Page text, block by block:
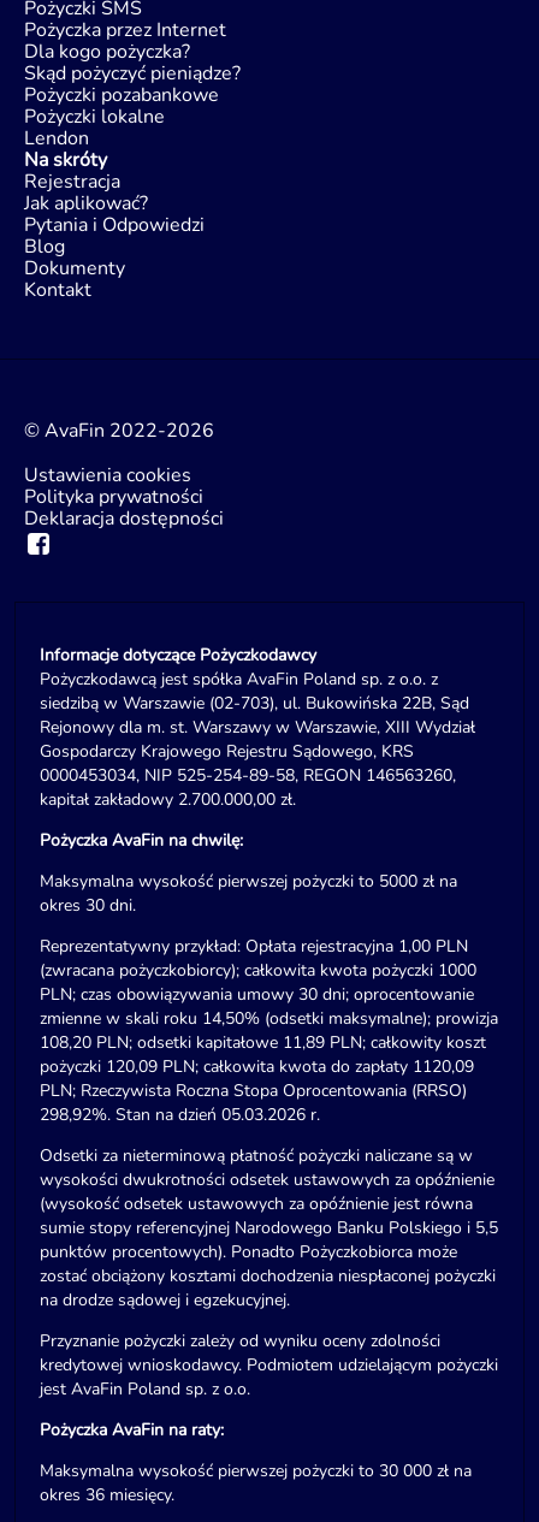
Pożyczki SMS
Pożyczka przez Internet
Dla kogo pożyczka?
Skąd pożyczyć pieniądze?
Pożyczki pozabankowe
Pożyczki lokalne
Lendon
Na skróty
Rejestracja
Jak aplikować?
Pytania i Odpowiedzi
Blog
Dokumenty
Kontakt
© AvaFin 2022-2026
Ustawienia cookies
Polityka prywatności
Deklaracja dostępności
Informacje dotyczące Pożyczkodawcy
Pożyczkodawcą jest spółka AvaFin Poland sp. z o.o. z
siedzibą w Warszawie (02-703), ul. Bukowińska 22B, Sąd
Rejonowy dla m. st. Warszawy w Warszawie, XIII Wydział
Gospodarczy Krajowego Rejestru Sądowego, KRS
0000453034, NIP 525-254-89-58, REGON 146563260,
kapitał zakładowy 2.700.000,00 zł.
Pożyczka AvaFin na chwilę:
Maksymalna wysokość pierwszej pożyczki to 5000 zł na
okres 30 dni.
Reprezentatywny przykład: Opłata rejestracyjna 1,00 PLN
(zwracana pożyczkobiorcy); całkowita kwota pożyczki 1000
PLN; czas obowiązywania umowy 30 dni; oprocentowanie
zmienne w skali roku 14,50% (odsetki maksymalne); prowizja
108,20 PLN; odsetki kapitałowe 11,89 PLN; całkowity koszt
pożyczki 120,09 PLN; całkowita kwota do zapłaty 1120,09
PLN; Rzeczywista Roczna Stopa Oprocentowania (RRSO)
298,92%. Stan na dzień 05.03.2026 r.
Odsetki za nieterminową płatność pożyczki naliczane są w
wysokości dwukrotności odsetek ustawowych za opóźnienie
(wysokość odsetek ustawowych za opóźnienie jest równa
sumie stopy referencyjnej Narodowego Banku Polskiego i 5,5
punktów procentowych). Ponadto Pożyczkobiorca może
zostać obciążony kosztami dochodzenia niespłaconej pożyczki
na drodze sądowej i egzekucyjnej.
Przyznanie pożyczki zależy od wyniku oceny zdolności
kredytowej wnioskodawcy. Podmiotem udzielającym pożyczki
jest AvaFin Poland sp. z o.o.
Pożyczka AvaFin na raty:
Maksymalna wysokość pierwszej pożyczki to 30 000 zł na
okres 36 miesięcy.